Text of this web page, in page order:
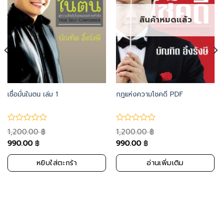
เชื่อมั่นในตน เล่ม 1
1,200.00฿
990.00 ฿
หยิบใส่ตะกร้า
สินค้าหมดแล้ว
กฎแห่งความโชคดี PDF
1,200.00฿
990.00 ฿
อ่านเพิ่มเติม